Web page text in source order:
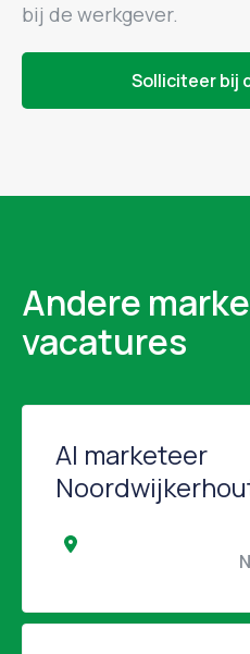
bij de werkgever.
Solliciteer bij
Andere
vacatures
AI marketeer